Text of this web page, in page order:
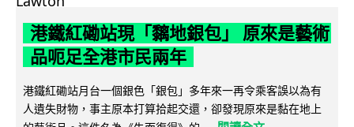
港鐵紅磡站現「黐地銀包」 原來是藝術
品呃足全港市民兩年
港鐵紅磡站月台一個銀色「銀包」多年來一再令乘客誤以為有
人遺失財物，事主原本打算拾起交還，卻發現原來是黏在地上